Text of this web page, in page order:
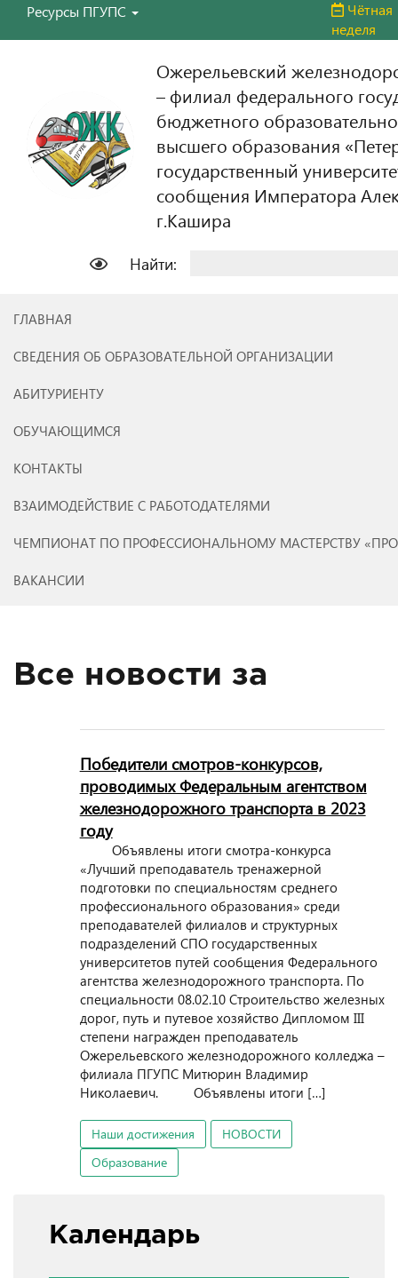
Ресурсы ПГУПС
Чётная
неделя
Ожерельевский
– филиал федерального
бюджетного
высшего образования
государственный
сообщения Императора
г.Кашира
Найти:
ГЛАВНАЯ
СВЕДЕНИЯ ОБ ОБРАЗОВАТЕЛЬНОЙ ОРГАНИЗАЦИИ
АБИТУРИЕНТУ
ОБУЧАЮЩИМСЯ
КОНТАКТЫ
ВЗАИМОДЕЙСТВИЕ С РАБОТОДАТЕЛЯМИ
ЧЕМПИОНАТ ПО ПРОФЕССИОНАЛЬНОМУ МАСТЕРСТВУ
ВАКАНСИИ
Все новости за
Победители смотров-конкурсов,
проводимых Федеральным агентством
железнодорожного транспорта в 2023
году
Объявлены итоги смотра-конкурса
«Лучший преподаватель тренажерной
подготовки по специальностям среднего
профессионального образования» среди
преподавателей филиалов и структурных
подразделений СПО государственных
университетов путей сообщения Федерального
агентства железнодорожного транспорта. По
специальности 08.02.10 Строительство железных
дорог, путь и путевое хозяйство Дипломом III
степени награжден преподаватель
Ожерельевского железнодорожного колледжа –
филиала ПГУПС Митюрин Владимир
Николаевич. Объявлены итоги […]
Наши достижения
НОВОСТИ
Образование
Календарь